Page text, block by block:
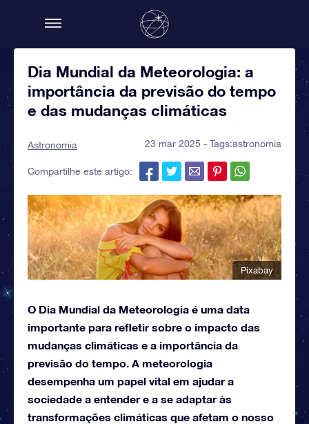
Dia Mundial da Meteorologia: a
importância da previsão do tempo
e das mudanças climáticas
Astronomia 23 mar 2025 - Tags:astronomia
Compartilhe este artigo:
Pixabay
O Dia Mundial da Meteorologia é uma data
importante para refletir sobre o impacto das
mudanças climáticas e a importância da
previsão do tempo. A meteorologia
desempenha um papel vital em ajudar a
sociedade a entender e a se adaptar às
transformações climáticas que afetam o nosso